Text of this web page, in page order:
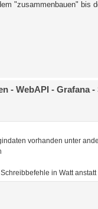
"zusammenbauen" bis
- WebAPI - Grafana
vorhanden unter
in Watt anstatt